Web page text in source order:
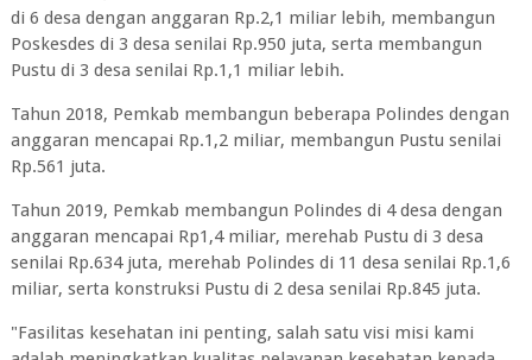
di 6 desa dengan anggaran Rp.2,1 miliar lebih, membangun
Poskesdes di 3 desa senilai Rp.950 juta, serta membangun
Pustu di 3 desa senilai Rp.1,1 miliar lebih.
Tahun 2018, Pemkab membangun beberapa Polindes dengan
anggaran mencapai Rp.1,2 miliar, membangun Pustu senilai
Rp.561 juta.
Tahun 2019, Pemkab membangun Polindes di 4 desa dengan
anggaran mencapai Rp1,4 miliar, merehab Pustu di 3 desa
senilai Rp.634 juta, merehab Polindes di 11 desa senilai Rp.1,6
miliar, serta konstruksi Pustu di 2 desa senilai Rp.845 juta.
"Fasilitas kesehatan ini penting, salah satu visi misi kami